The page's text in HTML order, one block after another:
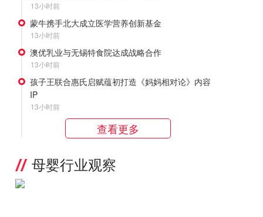
13小时前
蒙牛携手北大成立医学营养创新基金
13小时前
澳优乳业与无锡特食院达成战略合作
13小时前
孩子王联合惠氏启赋蕴初打造《妈妈相对论》内容
IP
13小时前
查看更多
母婴行业观察